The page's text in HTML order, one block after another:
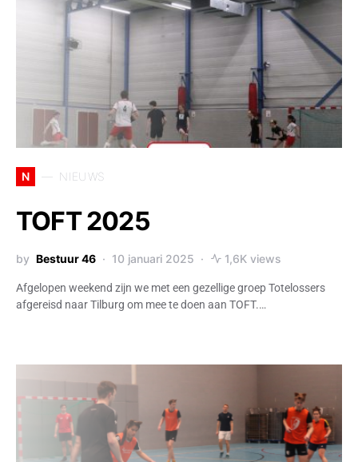
N NIEUWS
TOFT 2025
by Bestuur 46 10 januari 2025 1,6K views
Afgelopen weekend zijn we met een gezellige groep Totelossers
afgereisd naar Tilburg om mee te doen aan TOFT.…